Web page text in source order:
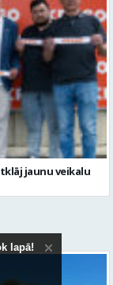
jaunu veikalu
lapā!